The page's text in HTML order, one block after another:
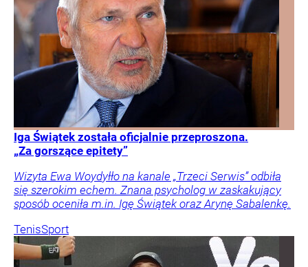
Iga Świątek została oficjalnie przeproszona.
„Za gorszące epitety”
Wizyta Ewa Woydyłło na kanale „Trzeci Serwis” odbiła
się szerokim echem. Znana psycholog w zaskakujący
sposób oceniła m.in. Igę Świątek oraz Arynę Sabalenkę.
TenisSport